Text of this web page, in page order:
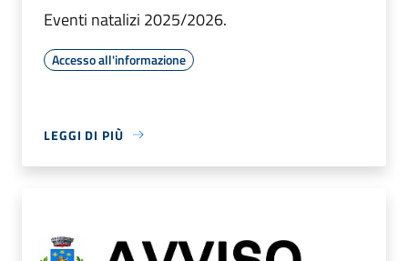
Eventi natalizi 2025/2026.
Accesso all'informazione
LEGGI DI PIÙ